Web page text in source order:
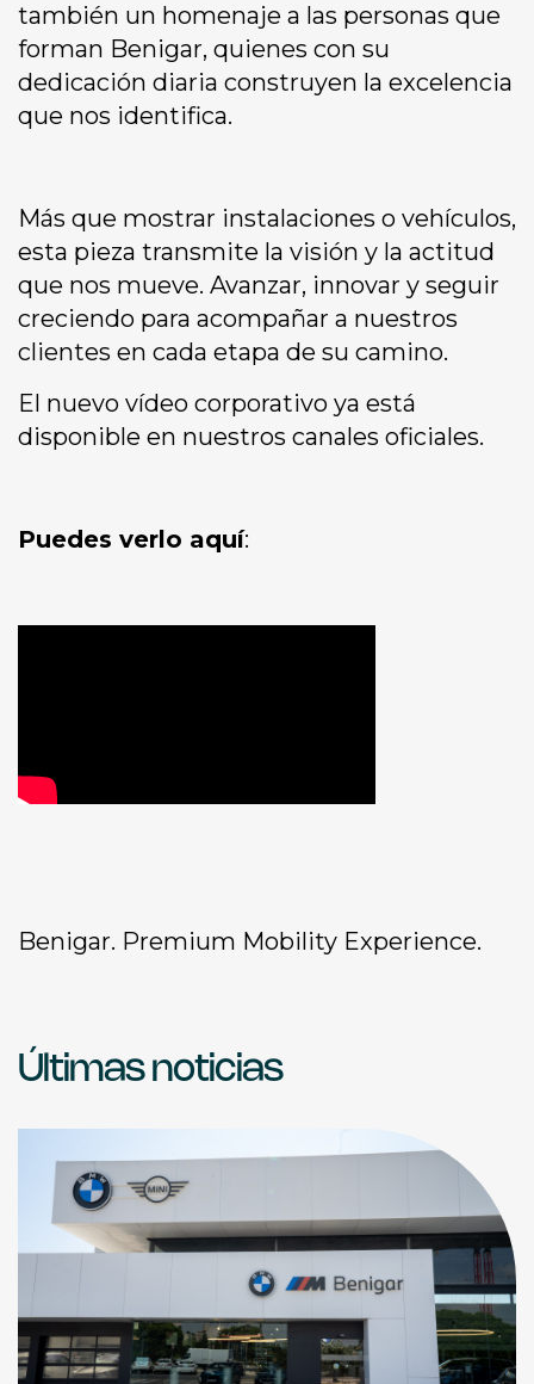
también un homenaje a las personas que
forman Benigar, quienes con su
dedicación diaria construyen la excelencia
que nos identifica.
Más que mostrar instalaciones o vehículos,
esta pieza transmite la visión y la actitud
que nos mueve. Avanzar, innovar y seguir
creciendo para acompañar a nuestros
clientes en cada etapa de su camino.
El nuevo vídeo corporativo ya está
disponible en nuestros canales oficiales.
Puedes verlo aquí:
Benigar. Premium Mobility Experience.
Últimas noticias